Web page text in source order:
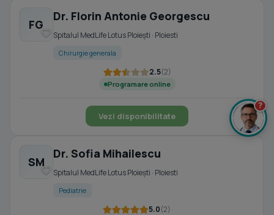
FG
Dr. Florin Antonie Georgescu
Spitalul MedLife Lotus Ploiești · Ploiesti
Chirurgie generala
2.5(2)
Programare online
Vezi disponibilitate
SM
Dr. Sofia Mihailescu
Spitalul MedLife Lotus Ploiești · Ploiesti
Pediatrie
5.0(2)
?